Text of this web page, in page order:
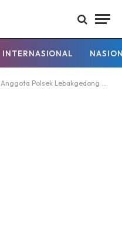
INTERNASIONAL
Anggota Polsek Lebakgedong Polres Lebak, Patroli Malam Hari Guna Mencegah Gangguan Kamtibmas.